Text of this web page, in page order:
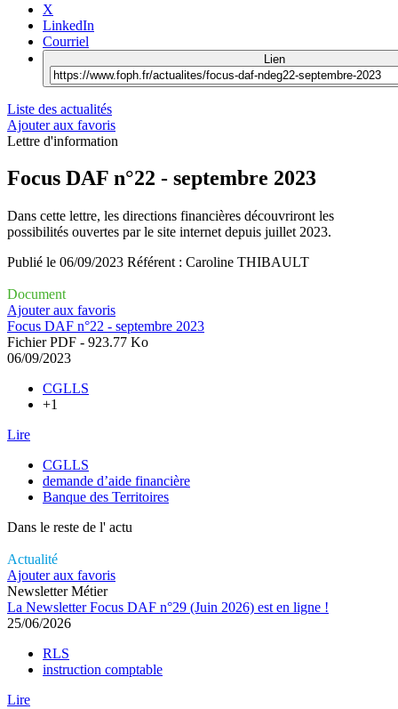
X
LinkedIn
Courriel
Lien
Liste des actualités
Ajouter aux favoris
Lettre d'information
Focus DAF n°22 - septembre 2023
Dans cette lettre, les directions financières découvriront les
possibilités ouvertes par le site internet depuis juillet 2023.
Publié le 06/09/2023 Référent : Caroline THIBAULT
Document
Ajouter aux favoris
Focus DAF n°22 - septembre 2023
Fichier PDF - 923.77 Ko
06/09/2023
CGLLS
+1
Lire
CGLLS
demande d’aide financière
Banque des Territoires
Dans le reste de l' actu
Actualité
Ajouter aux favoris
Newsletter Métier
La Newsletter Focus DAF n°29 (Juin 2026) est en ligne !
25/06/2026
RLS
instruction comptable
Lire